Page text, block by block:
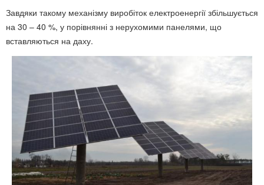
Завдяки такому механізму виробіток електроенергії збільшується
на 30 – 40 %, у порівнянні з нерухомими панелями, що
вставляються на даху.